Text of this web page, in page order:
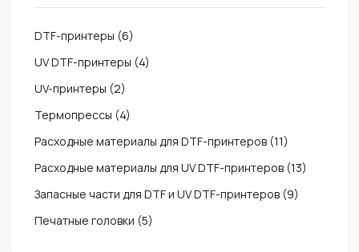
DTF-принтеры (6)
UV DTF-принтеры (4)
UV-принтеры (2)
Термопрессы (4)
Расходные материалы для DTF-принтеров (11)
Расходные материалы для UV DTF-принтеров (13)
Запасные части для DTF и UV DTF-принтеров (9)
Печатные головки (5)